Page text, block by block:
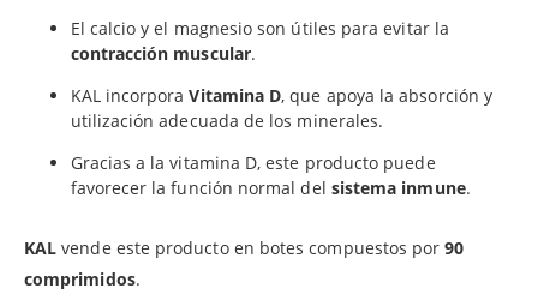
El calcio y el magnesio son útiles para evitar la
contracción muscular.
KAL incorporaVitamina D, que apoya la absorción y
utilización adecuada de los minerales.
Gracias a la vitamina D, este producto puede
favorecer la función normal del sistema inmune.
KAL vende este producto en botes compuestos por90
comprimidos.